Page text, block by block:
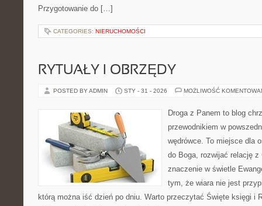
Przygotowanie do […]
CATEGORIES: NIERUCHOMOŚCI
RYTUAŁY I OBRZĘDY
POSTED BY ADMIN STY - 31 - 2026 MOŻLIWOŚĆ
Droga z Panem to blog
przewodnikiem w
wędrówce. To miejsce dla
do Boga, rozwijać relację
znaczenie w świetle
tym, że wiara nie jest
którą można iść dzień po dniu. Warto przeczytać Święte księgi i